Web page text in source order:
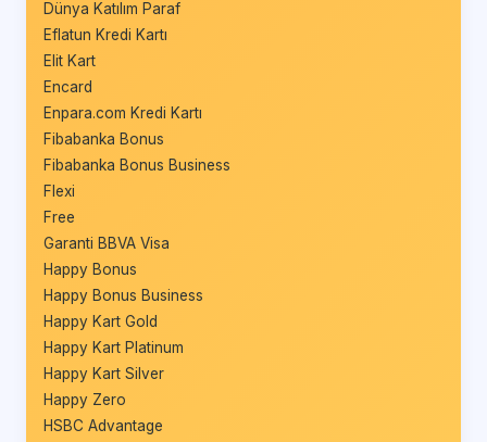
Dünya Katılım Paraf
Eflatun Kredi Kartı
Elit Kart
Encard
Enpara.com Kredi Kartı
Fibabanka Bonus
Fibabanka Bonus Business
Flexi
Free
Garanti BBVA Visa
Happy Bonus
Happy Bonus Business
Happy Kart Gold
Happy Kart Platinum
Happy Kart Silver
Happy Zero
HSBC Advantage